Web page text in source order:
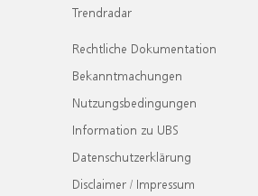
Trendradar
Rechtliche Dokumentation
Bekanntmachungen
Nutzungsbedingungen
Information zu UBS
Datenschutzerklärung
Disclaimer / Impressum